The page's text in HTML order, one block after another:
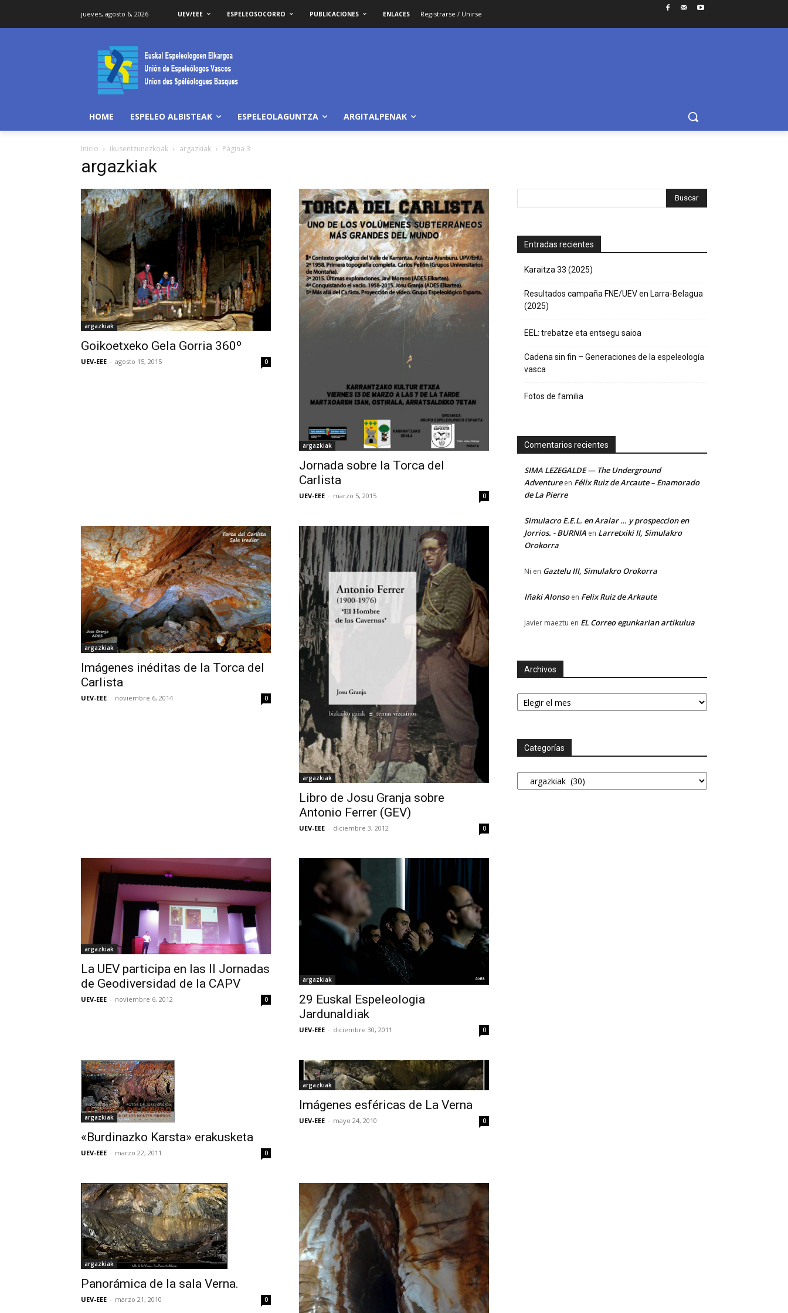
jueves, agosto 6, 2026 UEV/EEE ESPELEOSOCORRO PUBLICACIONES ENLACES Registrarse / Unirse
HOME ESPELEO ALBISTEAK ESPELEOLAGUNTZA ARGITALPENAK
Inicio ikusentzunezkoak argazkiak Página 3
argazkiak
argazkiak
Goikoetxeko Gela Gorria 360º
UEV-EEE - agosto 15, 2015 0
argazkiak
Jornada sobre la Torca del
Carlista
UEV-EEE - marzo 5, 2015 0
argazkiak
Imágenes inéditas de la Torca del
Carlista
UEV-EEE - noviembre 6, 2014 0
argazkiak
Libro de Josu Granja sobre
Antonio Ferrer (GEV)
UEV-EEE - diciembre 3, 2012 0
argazkiak
La UEV participa en las II Jornadas
de Geodiversidad de la CAPV
UEV-EEE - noviembre 6, 2012 0
argazkiak
29 Euskal Espeleologia
Jardunaldiak
UEV-EEE - diciembre 30, 2011 0
argazkiak
«Burdinazko Karsta» erakusketa
UEV-EEE - marzo 22, 2011 0
argazkiak
Imágenes esféricas de La Verna
UEV-EEE - mayo 24, 2010 0
argazkiak
Panorámica de la sala Verna.
UEV-EEE - marzo 21, 2010 0
Entradas recientes
Karaitza 33 (2025)
Resultados campaña FNE/UEV en Larra-Belagua
(2025)
EEL: trebatze eta entsegu saioa
Cadena sin fin – Generaciones de la espeleología
vasca
Fotos de familia
Comentarios recientes
SIMA LEZEGALDE — The Underground
Adventureen Félix Ruiz de Arcaute – Enamorado
de La Pierre
Simulacro E.E.L. en Aralar … y prospeccion en
Jorrios. - BURNIA en Larretxiki II, Simulakro
Orokorra
Ni en Gaztelu III, Simulakro Orokorra
Iñaki Alonsoen Felix Ruiz de Arkaute
Javier maeztu en EL Correo egunkarian artikulua
Archivos
Archivos
Categorías
Categorías